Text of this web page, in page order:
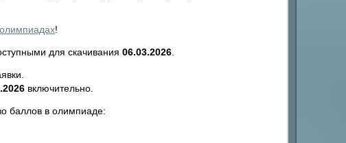
!
для скачивания 06.03.2026
включительно.
баллов в олимпиаде: